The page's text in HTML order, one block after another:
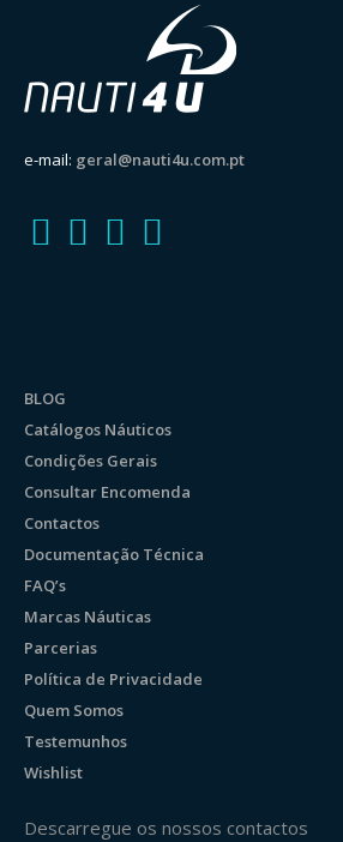
e-mail: geral@nauti4u.com.pt
BLOG
Catálogos Náuticos
Condições Gerais
Consultar Encomenda
Contactos
Documentação Técnica
FAQ’s
Marcas Náuticas
Parcerias
Política de Privacidade
Quem Somos
Testemunhos
Wishlist
Descarregue os nossos contactos